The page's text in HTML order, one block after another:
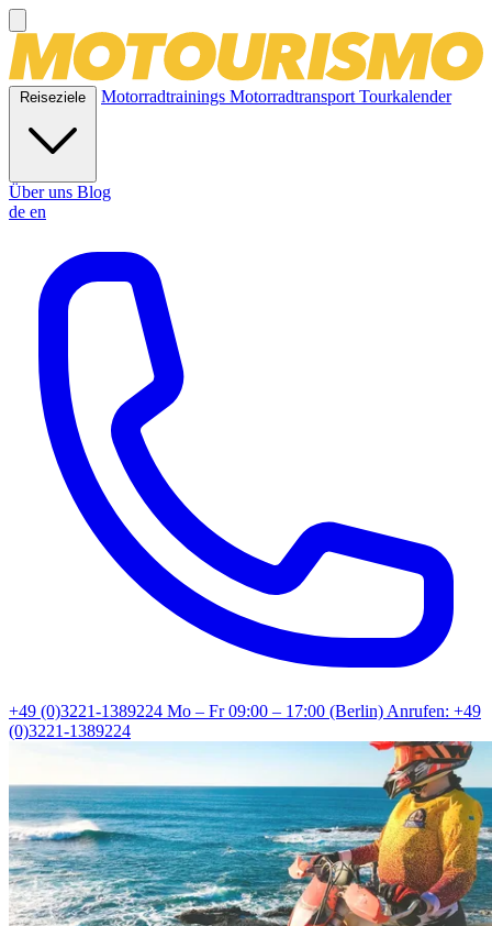
Reiseziele Motorradtrainings MotorradtransportTourkalender
Über uns Blog
de en
+49 (0)3221-1389224 Mo – Fr 09:00 – 17:00 (Berlin)Anrufen: +49
(0)3221-1389224